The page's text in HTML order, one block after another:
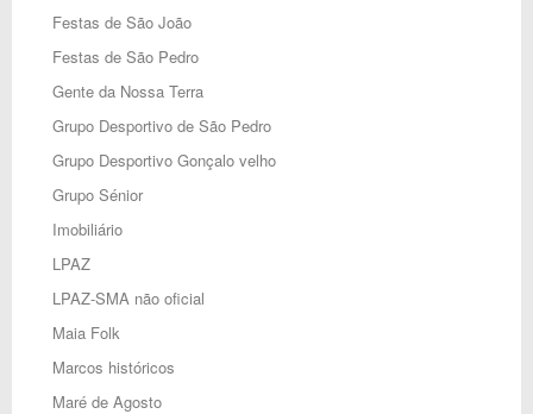
Festas de São João
Festas de São Pedro
Gente da Nossa Terra
Grupo Desportivo de São Pedro
Grupo Desportivo Gonçalo velho
Grupo Sénior
Imobiliário
LPAZ
LPAZ-SMA não oficial
Maia Folk
Marcos históricos
Maré de Agosto